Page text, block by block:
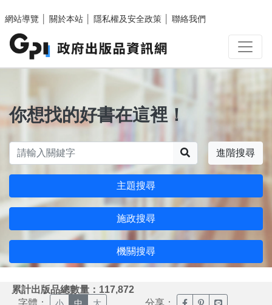
網站導覽
關於本站 隱私權及安全政策 聯絡我們
你想找的好書在這裡！
進階搜尋
主題搜尋
施政搜尋
機關搜尋
累計出版品總數量：117,872
字體： 分享： 臉書分享(另開新視窗)
噗浪分享(另開新
Line分享(另